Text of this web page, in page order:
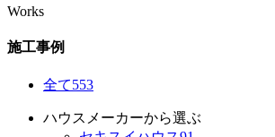
Works
施工事例
全て553
ハウスメーカーから選ぶ